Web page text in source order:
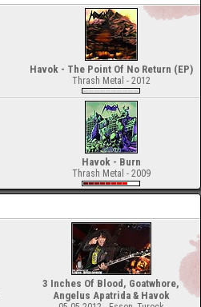
Havok - The Point Of No Return (EP)
Thrash Metal - 2012
Havok - Burn
Thrash Metal - 2009
3 Inches Of Blood, Goatwhore,
Angelus Apatrida & Havok